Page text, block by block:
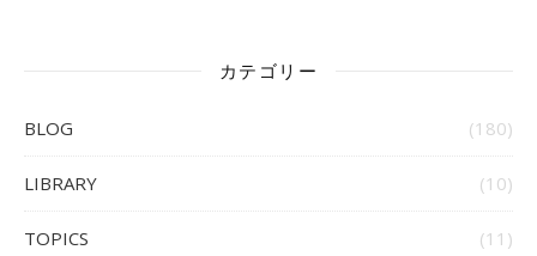
カテゴリー
BLOG (180)
LIBRARY (10)
TOPICS (11)